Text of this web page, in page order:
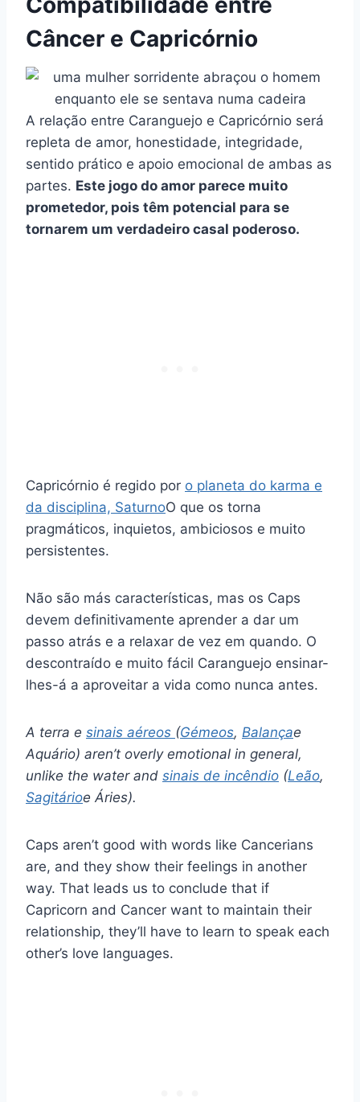
Câncer e Capricórnio
A relação entre Caranguejo e Capricórnio será
repleta de amor, honestidade, integridade,
sentido prático e apoio emocional de ambas as
partes. Este jogo do amor parece muito
prometedor, pois têm potencial para se
tornarem um verdadeiro casal poderoso.
Capricórnio é regido por o planeta do karma e
da disciplina, SaturnoO que os torna
pragmáticos, inquietos, ambiciosos e muito
persistentes.
Não são más características, mas os Caps
devem definitivamente aprender a dar um
passo atrás e a relaxar de vez em quando. O
descontraído e muito fácil Caranguejo ensinar-
lhes-á a aproveitar a vida como nunca antes.
A terra e sinais aéreos (Gémeos, Balançae
Aquário) aren’t overly emotional in general,
unlike the water and sinais de incêndio (Leão,
Sagitárioe Áries).
Caps aren’t good with words like Cancerians
are, and they show their feelings in another
way. That leads us to conclude that if
Capricorn and Cancer want to maintain their
relationship, they’ll have to learn to speak each
other’s love languages.